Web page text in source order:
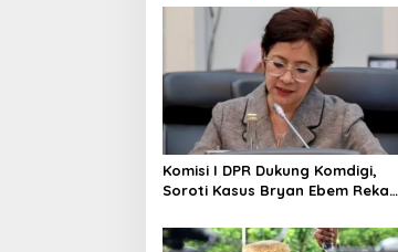
Komisi I DPR Dukung Komdigi,
Soroti Kasus Bryan Ebem Rekam